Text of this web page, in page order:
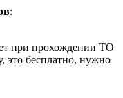
:
при прохождении ТО
это бесплатно, нужно